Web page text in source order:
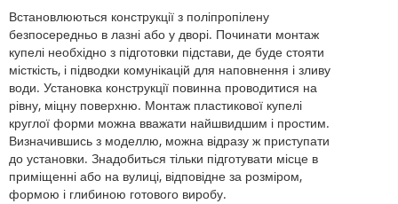
Встановлюються конструкції з поліпропілену
безпосередньо в лазні або у дворі. Починати монтаж
купелі необхідно з підготовки підстави, де буде стояти
місткість, і підводки комунікацій для наповнення і зливу
води. Установка конструкції повинна проводитися на
рівну, міцну поверхню. Монтаж пластикової купелі
круглої форми можна вважати найшвидшим і простим.
Визначившись з моделлю, можна відразу ж приступати
до установки. Знадобиться тільки підготувати місце в
приміщенні або на вулиці, відповідне за розміром,
формою і глибиною готового виробу.